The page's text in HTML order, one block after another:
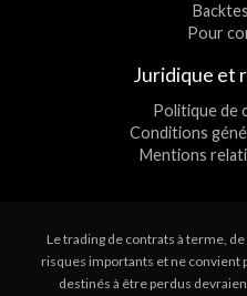
Pour
Juridique et
Politique de
Conditions
Mentions
Le trading de contrats à terme,
risques importants et ne convient
destinés à être perdus